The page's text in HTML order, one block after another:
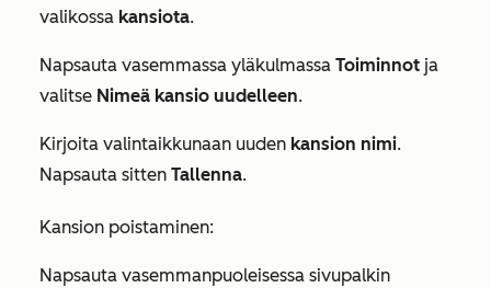
valikossa kansiota.
Napsauta vasemmassa yläkulmassa Toiminnot ja
valitse Nimeä kansio uudelleen.
Kirjoita valintaikkunaan uuden kansion nimi.
Napsauta sitten Tallenna.
Kansion poistaminen:
Napsauta vasemmanpuoleisessa sivupalkin